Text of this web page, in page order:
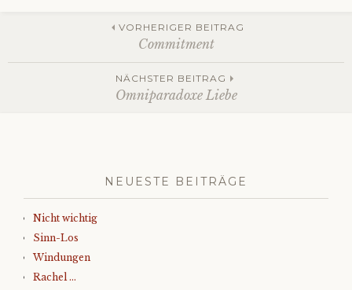
Beitrags-
Navigation
VORHERIGER BEITRAG
Commitment
NÄCHSTER BEITRAG
Omniparadoxe Liebe
NEUESTE BEITRÄGE
Nicht wichtig
Sinn-Los
Windungen
Rachel …